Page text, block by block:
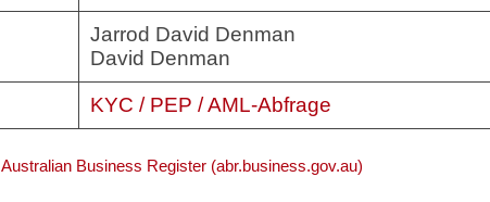
Jarrod David Denman
David Denman
KYC / PEP / AML-Abfrage
Australian Business Register (abr.business.gov.au)